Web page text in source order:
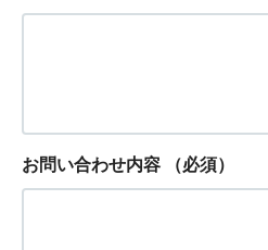
お問い合わせ内容 （必須）